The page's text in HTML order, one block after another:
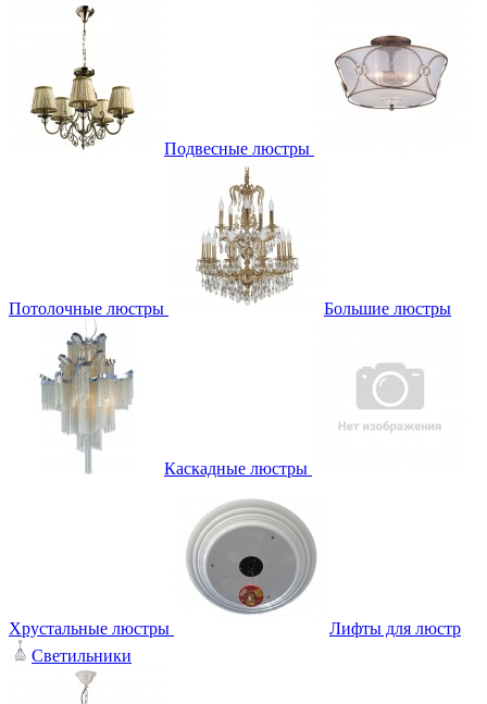
Подвесные люстры
Потолочные люстры Большие люстры
Каскадные люстры
Хрустальные люстры
Лифты для люстр
Светильники